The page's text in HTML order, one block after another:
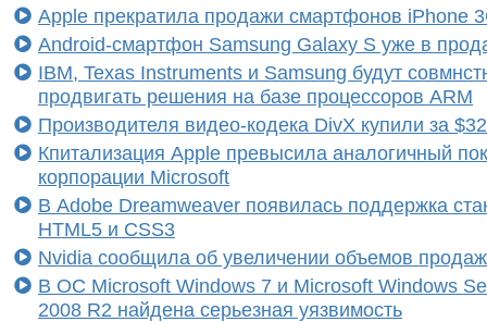
Apple прекратила продажи смартфонов iPhone
Android-смартфон Samsung Galaxy S уже в
IBM, Texas Instruments и Samsung будут
продвигать решения на базе процессоров ARM
Производителя видео-кодека DivX купили за
Кпитализация Apple превысила аналогичный
корпорации Microsoft
В Adobe Dreamweaver появилась поддержка
HTML5 и CSS3
Nvidia сообщила об увеличении объемов
В ОС Microsoft Windows 7 и Microsoft Windows
2008 R2 найдена серьезная уязвимость